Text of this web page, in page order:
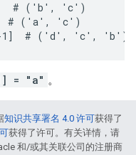
# ('b', 'c')
# ('a', 'c')
# ('d', 'c', 'b')
= "a" 。
知识共享署名 4.0 许可获得了
获得了许可。有关详情，请
和/或其关联公司的注册商